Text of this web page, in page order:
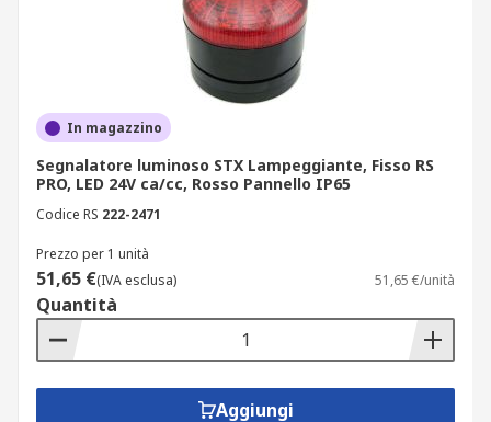
In magazzino
Segnalatore luminoso STX Lampeggiante, Fisso RS
PRO, LED 24V ca/cc, Rosso Pannello IP65
Codice RS 222-2471
Prezzo per 1 unità
51,65 €(IVA esclusa) 51,65 €/unità
Quantità
Aggiungi